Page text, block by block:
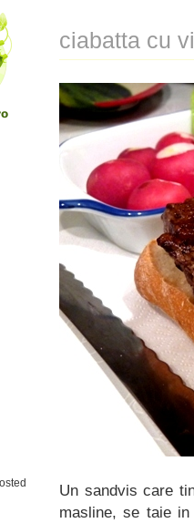
ciabatta cu
Un sandvis care
masline, se taie